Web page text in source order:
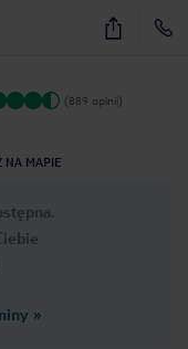
27
(889 opinii)
NA MAPIE
»